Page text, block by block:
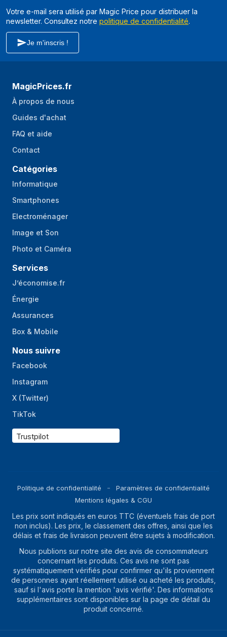
Votre e-mail sera utilisé par Magic Price pour distribuer la
newsletter. Consultez notre politique de confidentialité.
Je m'inscris !
MagicPrices.fr
À propos de nous
Guides d'achat
FAQ et aide
Contact
Catégories
Informatique
Smartphones
Electroménager
Image et Son
Photo et Caméra
Services
J’économise.fr
Énergie
Assurances
Box & Mobile
Nous suivre
Facebook
Instagram
X (Twitter)
TikTok
Trustpilot
Politique de confidentialité
Paramètres de confidentialité
Mentions légales & CGU
Les prix sont indiqués en euros TTC (éventuels frais de port
non inclus). Les prix, le classement des offres, ainsi que les
délais et frais de livraison peuvent être sujets à modification.
Nous publions sur notre site des avis de consommateurs
concernant les produits. Ces avis ne sont pas
systématiquement vérifiés pour confirmer qu'ils proviennent
de personnes ayant réellement utilisé ou acheté les produits,
sauf si l'avis porte la mention 'avis vérifié'. Des informations
supplémentaires sont disponibles sur la page de détail du
produit concerné.